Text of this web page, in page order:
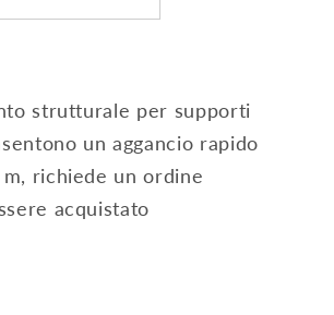
strutturale per supporti
un aggancio rapido
richiede un ordine
acquistato